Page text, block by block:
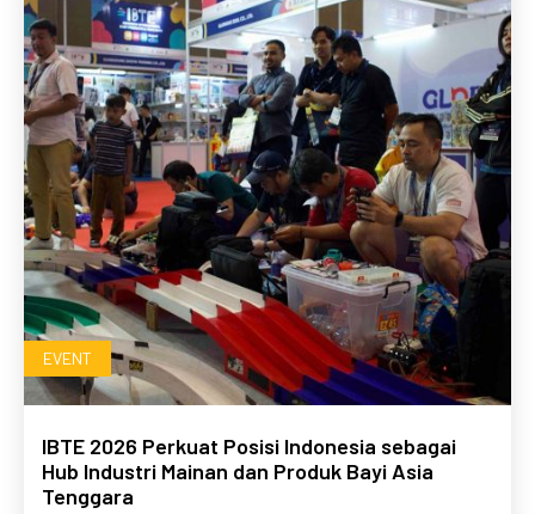
EVENT
IBTE 2026 Perkuat Posisi Indonesia sebagai
Hub Industri Mainan dan Produk Bayi Asia
Tenggara